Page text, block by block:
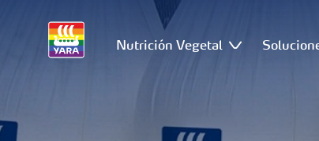
Nutrición Vegetal